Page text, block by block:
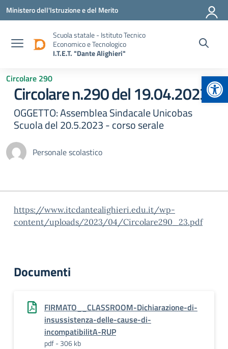
Vai ai contenuti
Vai al menu di navigazione
Vai al footer
Ministero dell'Istruzione e del Merito
Scuola statale - Istituto Tecnico
Economico e Tecnologico
I.T.E.T. "Dante Alighieri"
Circolare 290
Circolare n.290 del 19.04.2023
OGGETTO: Assemblea Sindacale Unicobas
Scuola del 20.5.2023 - corso serale
Personale scolastico
https://www.itcdantealighieri.edu.it/wp-
content/uploads/2023/04/Circolare290_23.pdf
Documenti
FIRMATO__CLASSROOM-Dichiarazione-di-
insussistenza-delle-cause-di-
incompatibilitA-RUP
pdf - 306 kb